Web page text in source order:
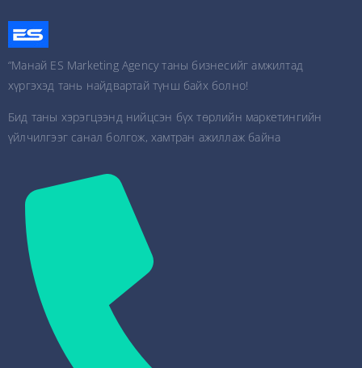
“Манай ES Marketing Agency таны бизнесийг амжилтад
хүргэхэд тань найдвартай түнш байх болно!
Бид таны хэрэгцээнд нийцсэн бүх төрлийн маркетингийн
үйлчилгээг санал болгож, хамтран ажиллаж байна